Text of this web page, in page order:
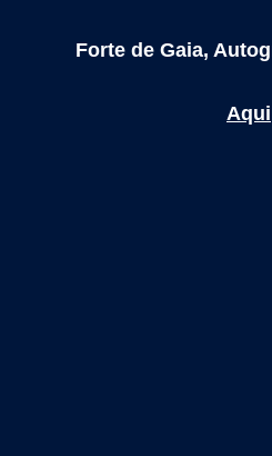
Forte de Gaia,
Aqui